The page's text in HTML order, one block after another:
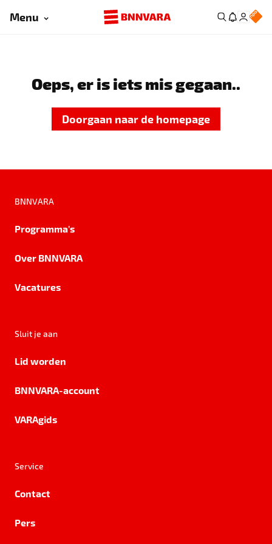
Menu
Oeps, er is iets mis gegaan..
Doorgaan naar de homepage
BNNVARA
Programma's
Over BNNVARA
Vacatures
Sluit je aan
Lid worden
BNNVARA-account
VARAgids
Service
Contact
Pers